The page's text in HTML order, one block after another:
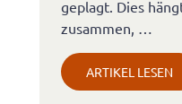
geplagt. Dies
zusammen, …
ARTIKEL LESEN